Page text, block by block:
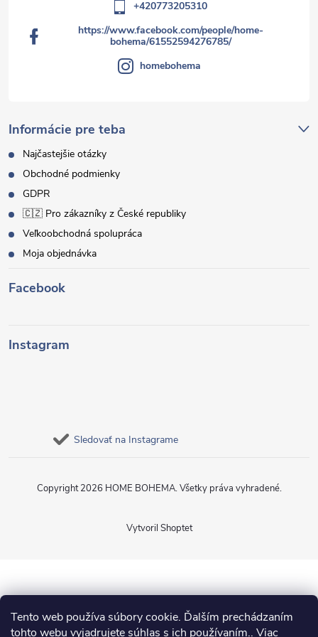
Tento web používa súbory cookie. Ďalším prechádzaním
tohto webu vyjadrujete súhlas s ich používaním.. Viac
Informácie pre teba
Najčastejšie otázky
Obchodné podmienky
GDPR
🇨🇿 Pro zákazníky z České republiky
Veľkoobchodná spolupráca
Moja objednávka
+420773205310
https://www.facebook.com/people/home-
bohema/61552594276785/
homebohema
Facebook
Instagram
Sledovať na Instagrame
Vytvoril Shoptet
Copyright 2026 HOME BOHEMA. Všetky práva vyhradené.